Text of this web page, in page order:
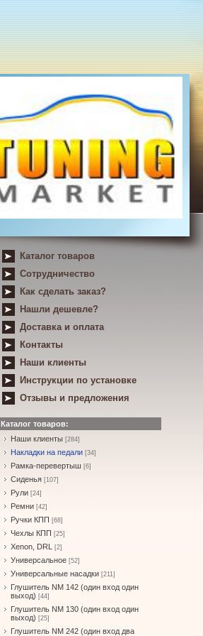
Каталог товаров
Сотрудничество
Как сделать заказ?
Нашли дешевле?
Доставка и оплата
Контакты
Наши клиенты
Инструкции по установке
Отзывы и предложения
Каталог товаров:
Наши клиенты [284]
Накладки на педали [34]
Рамка-перевертыш [6]
Сиденья [107]
Рули [24]
Ремни [42]
Ручки КПП [68]
Чехлы КПП [25]
Xenon, DRL [2]
Универсальное [52]
Универсальные насадки [211]
Глушитель NM 142 (один вход один
выход) [44]
Глушитель NM 130 (один вход один
выход) [25]
Глушитель NM 242 (один вход два